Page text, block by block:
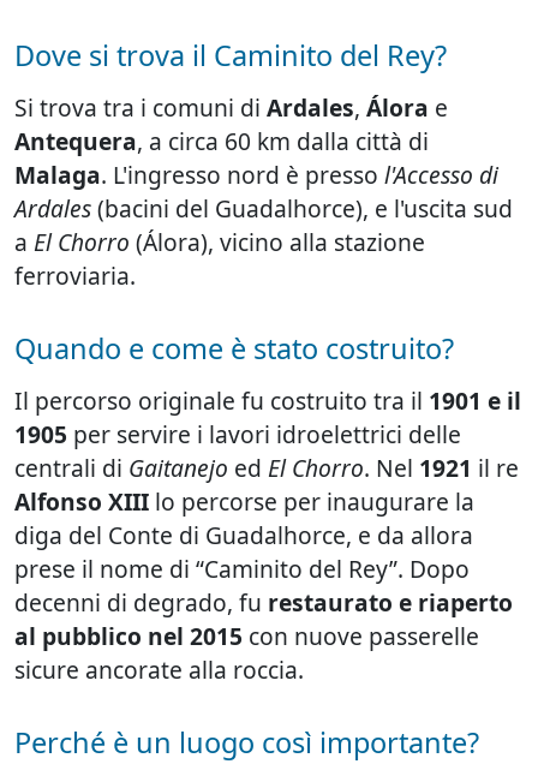
Dove si trova il Caminito del Rey?
Si trova tra i comuni di Ardales, Álora e
Antequera, a circa 60 km dalla città di
Malaga. L'ingresso nord è presso l'Accesso di
Ardales(bacini del Guadalhorce), e l'uscita sud
a El Chorro (Álora), vicino alla stazione
ferroviaria.
Quando e come è stato costruito?
Il percorso originale fu costruito tra il 1901 e il
1905 per servire i lavori idroelettrici delle
centrali di Gaitanejo ed El Chorro. Nel 1921 il re
Alfonso XIII lo percorse per inaugurare la
diga del Conte di Guadalhorce, e da allora
prese il nome di “Caminito del Rey”. Dopo
decenni di degrado, fu restaurato e riaperto
al pubblico nel 2015 con nuove passerelle
sicure ancorate alla roccia.
Perché è un luogo così importante?